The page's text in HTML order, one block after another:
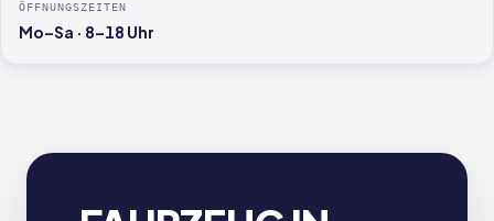
ÖFFNUNGSZEITEN
Mo–Sa · 8–18 Uhr